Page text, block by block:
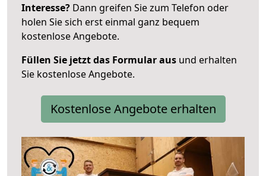
Interesse? Dann greifen Sie zum Telefon oder
holen Sie sich erst einmal ganz bequem
kostenlose Angebote.
Füllen Sie jetzt das Formular aus und erhalten
Sie kostenlose Angebote.
Kostenlose Angebote erhalten